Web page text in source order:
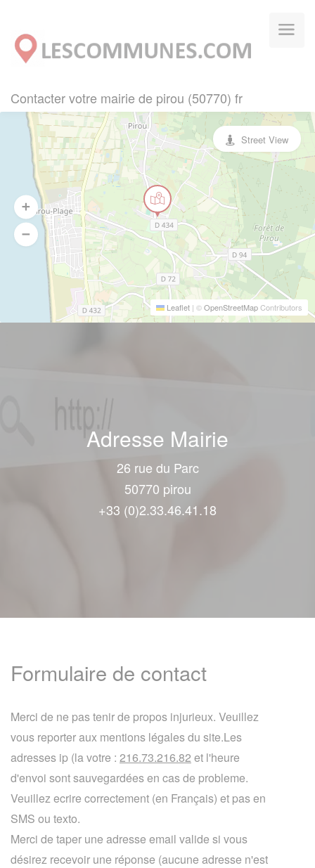
Contacter votre mairie de pirou (50770) fr
Leaflet | ©OpenStreetMapContributors
Street View
Adresse Mairie
26 rue du Parc
50770 pirou
+33 (0)2.33.46.41.18
Formulaire de contact
Merci de ne pas tenir de propos injurieux. Veuillez
vous reporter aux mentions légales du site.Les
adresses ip (la votre : 216.73.216.82 et l'heure
d'envoi sont sauvegardées en cas de probleme.
Veuillez ecrire correctement (en Français) et pas en
SMS ou texto.
Merci de taper une adresse email valide si vous
désirez recevoir une réponse (aucune adresse n'est